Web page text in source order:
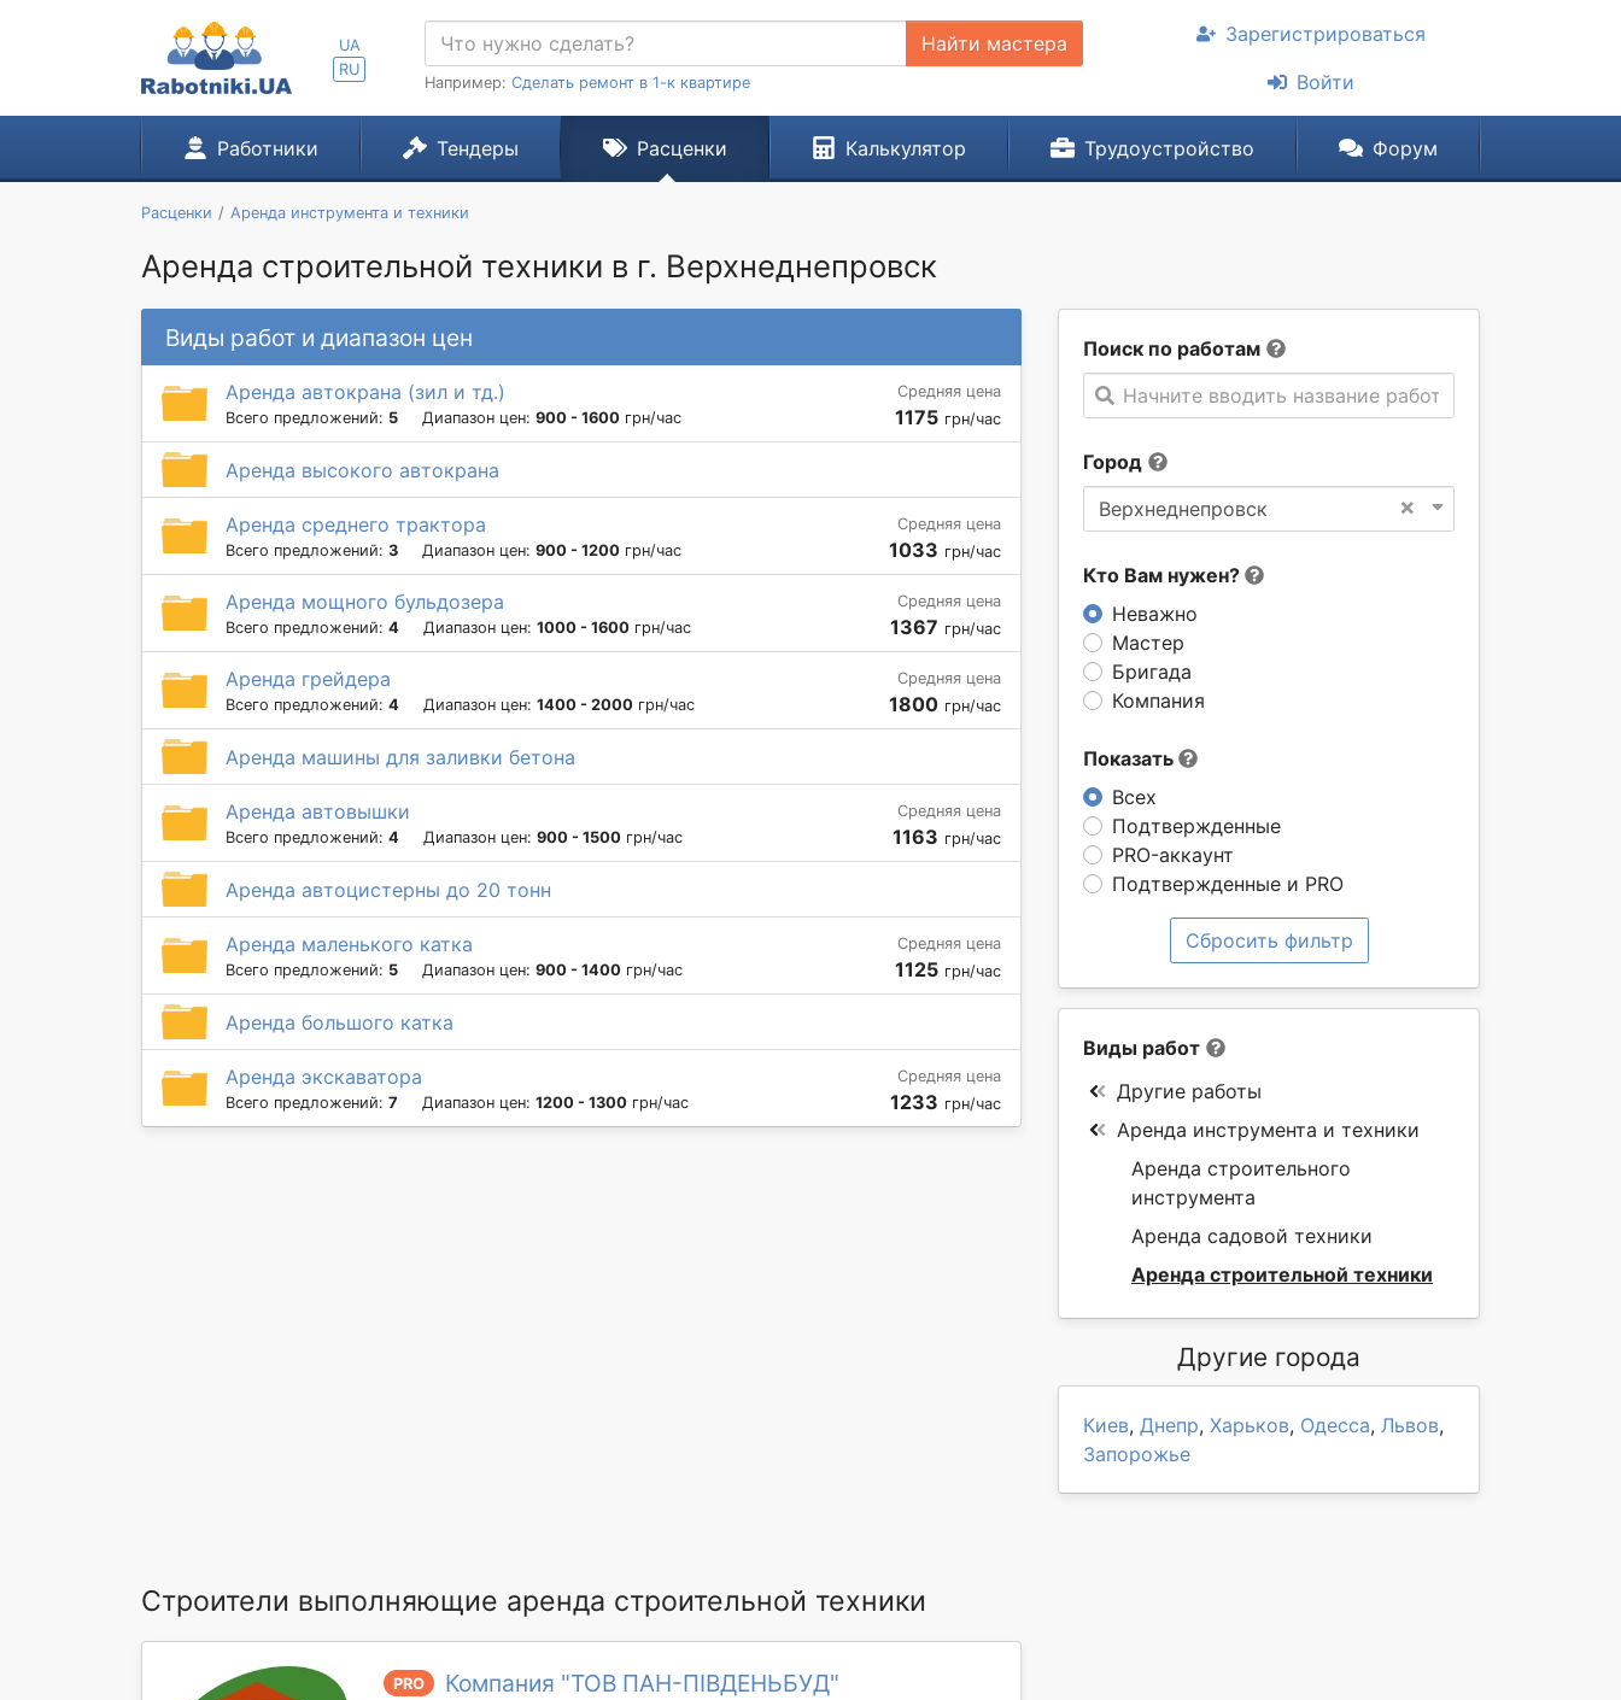
UA
RU
Найти мастера
Например: Сделать ремонт в 1-к квартире
Зарегистрироваться
Войти
Работники Тендеры Расценки Калькулятор Трудоустройство Форум
Расценки Аренда инструмента и техники
Аренда строительной техники в г. Верхнеднепровск
Поиск по работам
Начните вводить название работы
Город
×
Верхнеднепровск
Кто Вам нужен?
Неважно
Мастер
Бригада
Компания
Показать
Всех
Подтвержденные
PRO-аккаунт
Подтвержденные и PRO
Сбросить фильтр
Виды работ и диапазон цен
Аренда автокрана (зил и тд.)
Всего предложений: 5 Диапазон цен: 900 - 1600 грн/час
Средняя цена
1175 грн/час
Аренда высокого автокрана
Аренда среднего трактора
Всего предложений: 3 Диапазон цен: 900 - 1200 грн/час
Средняя цена
1033 грн/час
Аренда мощного бульдозера
Всего предложений: 4 Диапазон цен: 1000 - 1600 грн/час
Средняя цена
1367 грн/час
Аренда грейдера
Всего предложений: 4 Диапазон цен: 1400 - 2000 грн/час
Средняя цена
1800 грн/час
Аренда машины для заливки бетона
Аренда автовышки
Всего предложений: 4 Диапазон цен: 900 - 1500 грн/час
Средняя цена
1163 грн/час
Аренда автоцистерны до 20 тонн
Аренда маленького катка
Всего предложений: 5 Диапазон цен: 900 - 1400 грн/час
Средняя цена
1125 грн/час
Аренда большого катка
Аренда экскаватора
Всего предложений: 7 Диапазон цен: 1200 - 1300 грн/час
Средняя цена
1233 грн/час
Строители выполняющие аренда строительной техники
PRO Компания "ТОВ ПАН-ПІВДЕНЬБУД"
Виды работ
Другие работы
Аренда инструмента и техники
Аренда строительного
инструмента
Аренда садовой техники
Аренда строительной техники
Другие города
Киев, Днепр, Харьков, Одесса, Львов,
Запорожье